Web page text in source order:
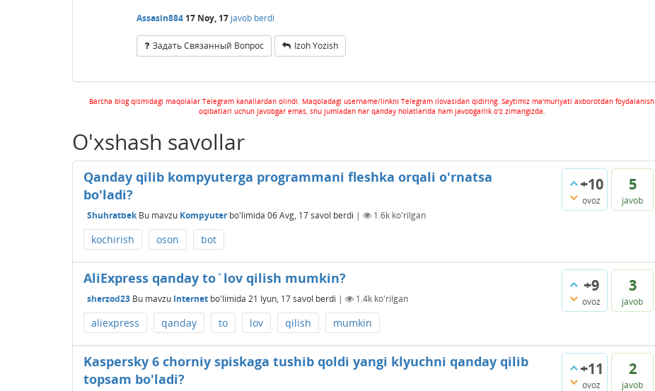
Assasin884 17 Noy, 17 javob berdi
Задать Связанный Вопрос Izoh Yozish
Barcha blog qismidagi maqolalar Telegram kanallardan olindi. Maqoladagi username/linkni Telegram ilovasidan qidiring. Saytimiz ma'muriyati axborotdan foydalanish
oqibatlari uchun javobgar emas, shu jumladan har qanday holatlarida ham javobgarlik o'z zimangizda.
O'xshash savollar
+10
ovoz
5
javob
Qanday qilib kompyuterga programmani fleshka orqali o'rnatsa
bo'ladi?
Shuhratbek Bu mavzu Kompyuterbo'limida 06 Avg, 17savol berdi | 1.6k ko'rilgan
kochirish oson bot
+9
ovoz
3
javob
AliExpress qanday to`lov qilish mumkin?
sherzod23 Bu mavzu Internet bo'limida 21 Iyun, 17savol berdi | 1.4k ko'rilgan
aliexpress qanday to lov qilish mumkin
+11
ovoz
2
javob
Kaspersky 6 chorniy spiskaga tushib qoldi yangi klyuchni qanday qilib
topsam bo'ladi?